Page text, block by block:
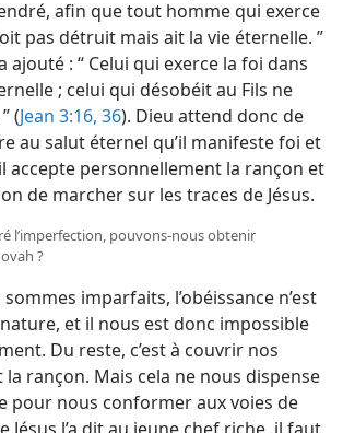
afin que tout homme qui exerce
pas détruit mais ait la vie éternelle. ”
ajouté : “ Celui qui exerce la foi dans
; celui qui désobéit au Fils ne
(Jean 3:16, 36). Dieu attend donc de
au salut éternel qu’il manifeste foi et
accepte personnellement la rançon et
de marcher sur les traces de Jésus.
l’imperfection, pouvons-​nous obtenir
?
imparfaits, l’obéissance n’est
et il nous est donc impossible
Du reste, c’est à couvrir nos
la rançon. Mais cela ne nous dispense
pour nous conformer aux voies de